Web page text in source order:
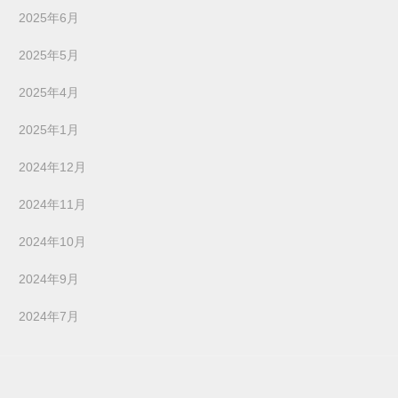
2025年6月
2025年5月
2025年4月
2025年1月
2024年12月
2024年11月
2024年10月
2024年9月
2024年7月